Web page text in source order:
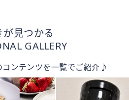
が見つかる
GALLERY
ンテンツを一覧でご紹介♪